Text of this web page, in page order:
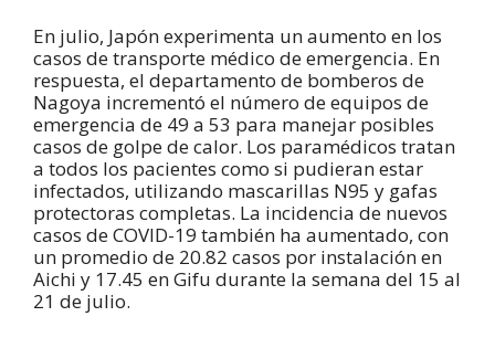
En julio, Japón experimenta un aumento en los
casos de transporte médico de emergencia. En
respuesta, el departamento de bomberos de
Nagoya incrementó el número de equipos de
emergencia de 49 a 53 para manejar posibles
casos de golpe de calor. Los paramédicos tratan
a todos los pacientes como si pudieran estar
infectados, utilizando mascarillas N95 y gafas
protectoras completas. La incidencia de nuevos
casos de COVID-19 también ha aumentado, con
un promedio de 20.82 casos por instalación en
Aichi y 17.45 en Gifu durante la semana del 15 al
21 de julio.